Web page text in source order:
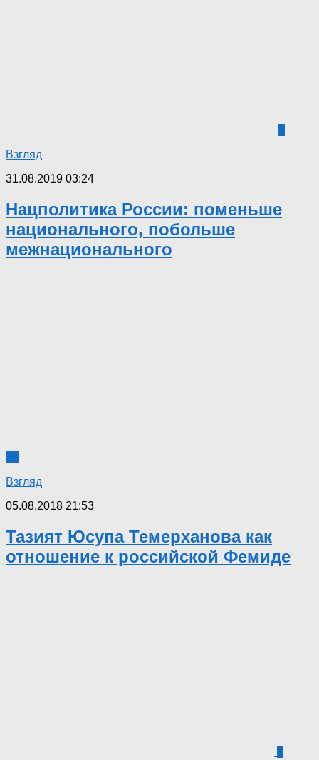
Взгляд
31.08.2019 03:24
Нацполитика России: поменьше
национального, побольше
межнационального
Взгляд
05.08.2018 21:53
Тазият Юсупа Темерханова как
отношение к российской Фемиде